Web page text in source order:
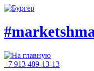
+7 913 489-13-13